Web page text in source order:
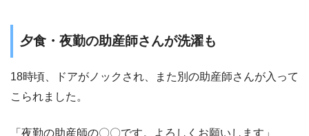
夕食・夜勤の助産師さんが洗濯も
18時頃、ドアがノックされ、また別の助産師さんが入って
こられました。
「夜勤の助産師の〇〇です。よろしくお願いします」